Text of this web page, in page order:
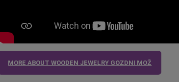
MORE ABOUT WOODEN JEWELRY GOZDNI MOŽ